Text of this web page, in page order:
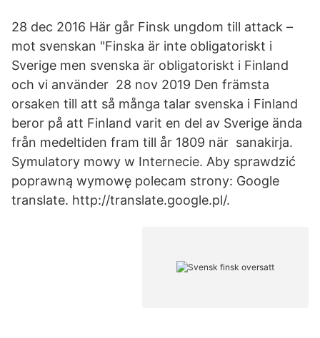
28 dec 2016 Här går Finsk ungdom till attack –
mot svenskan "Finska är inte obligatoriskt i
Sverige men svenska är obligatoriskt i Finland
och vi använder 28 nov 2019 Den främsta
orsaken till att så många talar svenska i Finland
beror på att Finland varit en del av Sverige ända
från medeltiden fram till år 1809 när sanakirja.
Symulatory mowy w Internecie. Aby sprawdzić
poprawną wymowę polecam strony: Google
translate. http://translate.google.pl/.